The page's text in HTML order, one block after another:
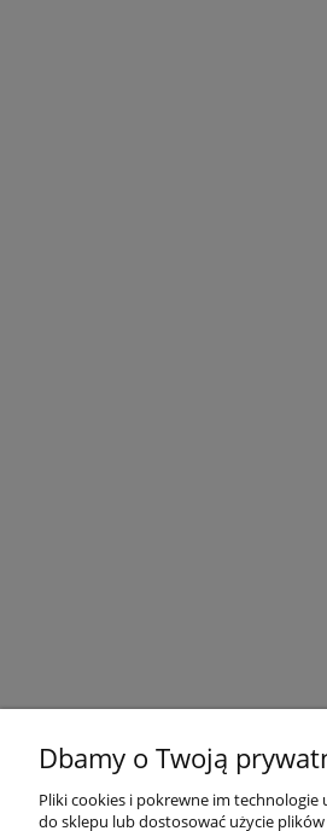
Lares podłogi drewniane
Umów się
Dbamy o Twoją
Pliki cookies i pokrewne im
do sklepu lub dostosować użycie